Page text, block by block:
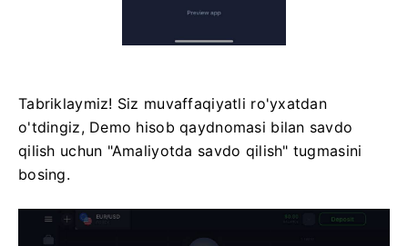
Tabriklaymiz! Siz muvaffaqiyatli ro'yxatdan
o'tdingiz, Demo hisob qaydnomasi bilan savdo
qilish uchun "Amaliyotda savdo qilish" tugmasini
bosing.